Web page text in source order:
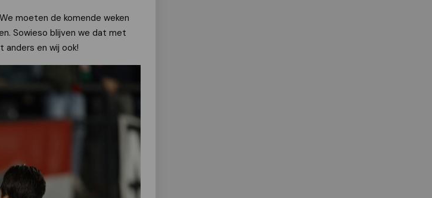
moeten de komende weken
Sowieso blijven we dat met
anders en wij ook!